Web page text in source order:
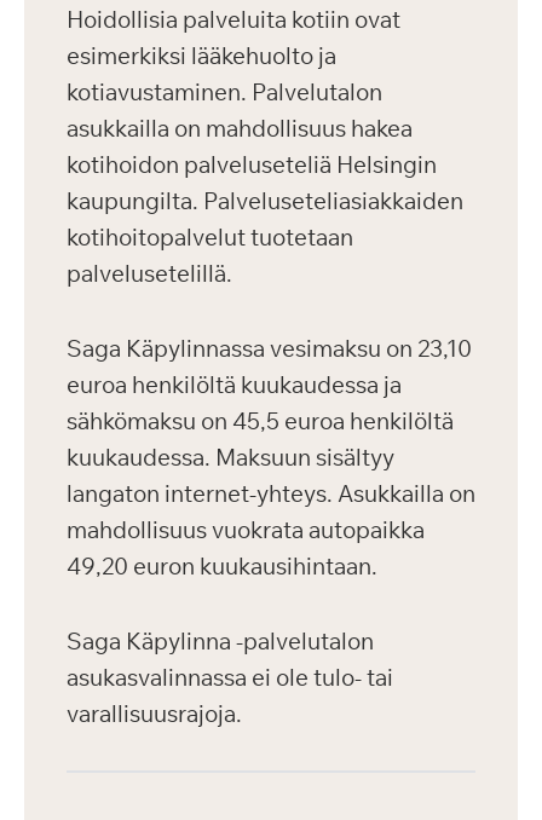
Hoidollisia palveluita kotiin ovat
esimerkiksi lääkehuolto ja
kotiavustaminen. Palvelutalon
asukkailla on mahdollisuus hakea
kotihoidon palveluseteliä Helsingin
kaupungilta. Palveluseteliasiakkaiden
kotihoitopalvelut tuotetaan
palvelusetelillä.
Saga Käpylinnassa vesimaksu on 23,10
euroa henkilöltä kuukaudessa ja
sähkömaksu on 45,5 euroa henkilöltä
kuukaudessa. Maksuun sisältyy
langaton internet-yhteys. Asukkailla on
mahdollisuus vuokrata autopaikka
49,20 euron kuukausihintaan.
Saga Käpylinna -palvelutalon
asukasvalinnassa ei ole tulo- tai
varallisuusrajoja.